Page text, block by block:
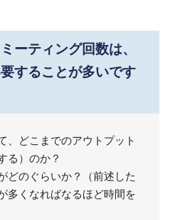
ーティング回数は、
することが多いです
、どこまでのアウトプット
る）のか？
どのぐらいか？（前述した
多くなればなるほど時間を